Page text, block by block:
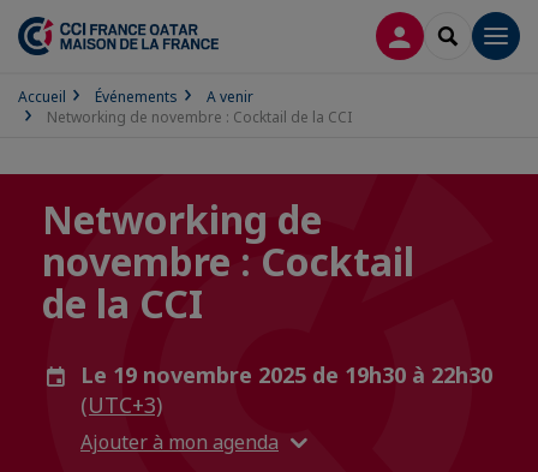
CONNEXION
Accueil Événements
A venir
Networking de novembre : Cocktail de la CCI
Networking de
novembre : Cocktail
de la CCI
Le 19 novembre 2025 de 19h30 à 22h30
(UTC+3)
Ajouter à mon agenda